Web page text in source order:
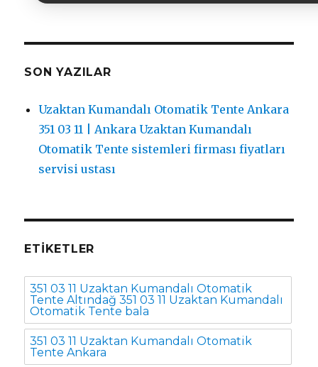
SON YAZILAR
Uzaktan Kumandalı Otomatik Tente Ankara
351 03 11 | Ankara Uzaktan Kumandalı
Otomatik Tente sistemleri firması fiyatları
servisi ustası
ETIKETLER
351 03 11 Uzaktan Kumandalı Otomatik
Tente Altındağ 351 03 11 Uzaktan Kumandalı
Otomatik Tente bala
351 03 11 Uzaktan Kumandalı Otomatik
Tente Ankara